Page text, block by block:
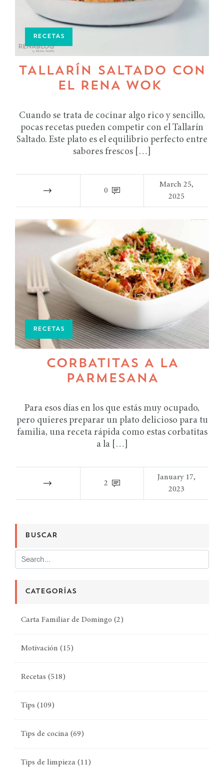
RECETAS
TALLARÍN SALTADO CON
EL RENA WOK
Cuando se trata de cocinar algo rico y sencillo,
pocas recetas pueden competir con el Tallarín
Saltado. Este plato es el equilibrio perfecto entre
sabores frescos […]
0
March 25,
2025
RECETAS
CORBATITAS A LA
PARMESANA
Para esos días en los que estás muy ocupado,
pero quieres preparar un plato delicioso para tu
familia, una receta rápida como estas corbatitas
a la […]
2
January 17,
2023
BUSCAR
CATEGORÍAS
Carta Familiar de Domingo (2)
Motivación (15)
Recetas (518)
Tips (109)
Tips de cocina (69)
Tips de limpieza (11)